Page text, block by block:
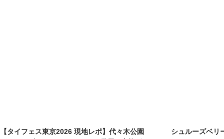
【タイフェス東京2026 現地レポ】代々木公園
シュルーズベリ